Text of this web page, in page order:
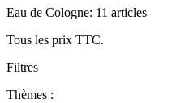
Eau de Cologne: 11 articles
Tous les prix TTC.
Filtres
Thèmes :